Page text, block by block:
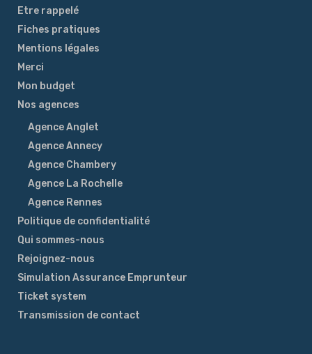
Etre rappelé
Fiches pratiques
Mentions légales
Merci
Mon budget
Nos agences
Agence Anglet
Agence Annecy
Agence Chambery
Agence La Rochelle
Agence Rennes
Politique de confidentialité
Qui sommes-nous
Rejoignez-nous
Simulation Assurance Emprunteur
Ticket system
Transmission de contact